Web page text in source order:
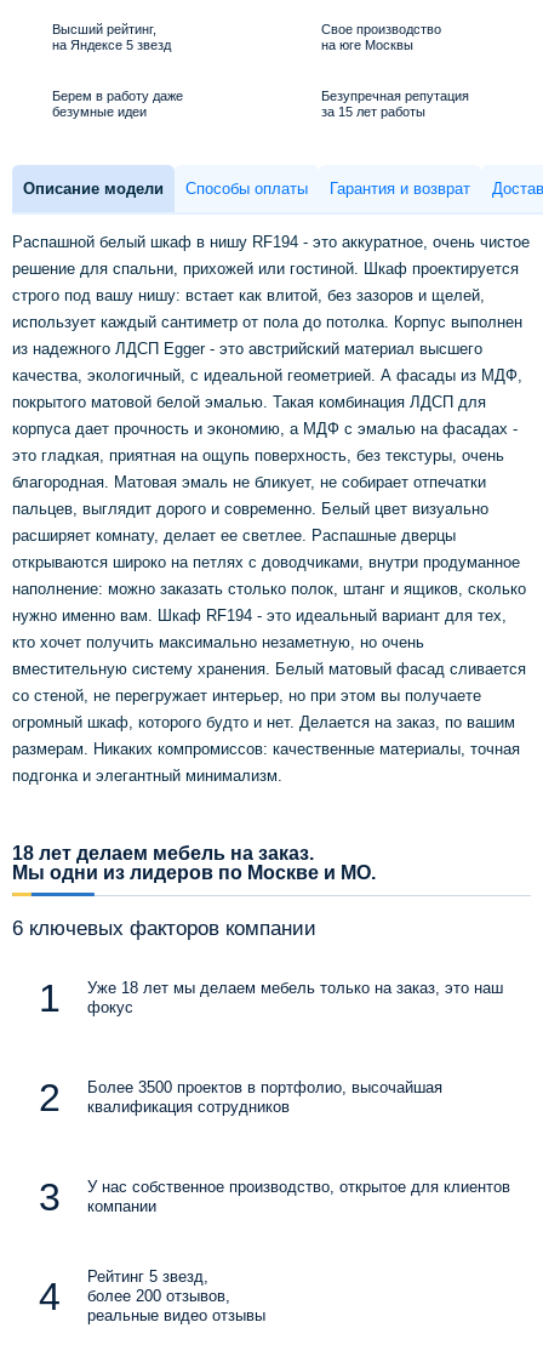
Высший рейтинг,
на Яндексе 5 звезд
Свое производство
на юге Москвы
Берем в работу даже
безумные идеи
Безупречная репутация
за 15 лет работы
Описание модели Способы оплаты Гарантия и возврат
Распашной белый шкаф в нишу RF194 - это аккуратное, очень чистое
решение для спальни, прихожей или гостиной. Шкаф проектируется
строго под вашу нишу: встает как влитой, без зазоров и щелей,
использует каждый сантиметр от пола до потолка. Корпус выполнен
из надежного ЛДСП Egger - это австрийский материал высшего
качества, экологичный, с идеальной геометрией. А фасады из МДФ,
покрытого матовой белой эмалью. Такая комбинация ЛДСП для
корпуса дает прочность и экономию, а МДФ с эмалью на фасадах -
это гладкая, приятная на ощупь поверхность, без текстуры, очень
благородная. Матовая эмаль не бликует, не собирает отпечатки
пальцев, выглядит дорого и современно. Белый цвет визуально
расширяет комнату, делает ее светлее. Распашные дверцы
открываются широко на петлях с доводчиками, внутри продуманное
наполнение: можно заказать столько полок, штанг и ящиков, сколько
нужно именно вам. Шкаф RF194 - это идеальный вариант для тех,
кто хочет получить максимально незаметную, но очень
вместительную систему хранения. Белый матовый фасад сливается
со стеной, не перегружает интерьер, но при этом вы получаете
огромный шкаф, которого будто и нет. Делается на заказ, по вашим
размерам. Никаких компромиссов: качественные материалы, точная
подгонка и элегантный минимализм.
18 лет делаем мебель на заказ.
Мы одни из лидеров по Москве и МО.
6 ключевых факторов компании
Уже 18 лет мы делаем мебель только на заказ, это наш
фокус
Более 3500 проектов в портфолио, высочайшая
квалификация сотрудников
У нас собственное производство, открытое для клиентов
компании
Рейтинг 5 звезд,
более 200 отзывов,
реальные видео отзывы